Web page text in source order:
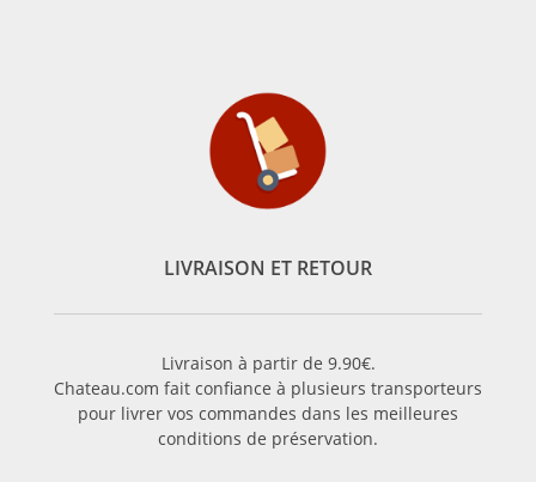
LIVRAISON ET RETOUR
Livraison à partir de 9.90€.
Chateau.com fait confiance à plusieurs transporteurs
pour livrer vos commandes dans les meilleures
conditions de préservation.